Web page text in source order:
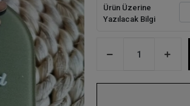
Ürün Üzerine
Yazılacak Bilgi